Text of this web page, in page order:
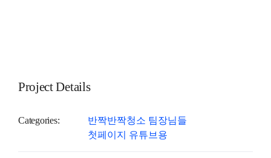
Project Details
Categories:
반짝반짝청소 팀장님들
첫페이지 유튜브용